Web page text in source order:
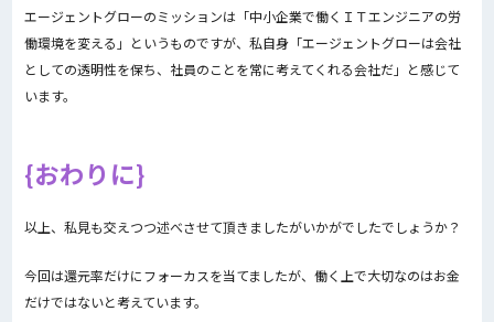
エージェントグローのミッションは「中小企業で働くＩＴエンジニアの労
働環境を変える」というものですが、私自身「エージェントグローは会社
としての透明性を保ち、社員のことを常に考えてくれる会社だ」と感じて
います。
おわりに
以上、私見も交えつつ述べさせて頂きましたがいかがでしたでしょうか？
今回は還元率だけにフォーカスを当てましたが、働く上で大切なのはお金
だけではないと考えています。